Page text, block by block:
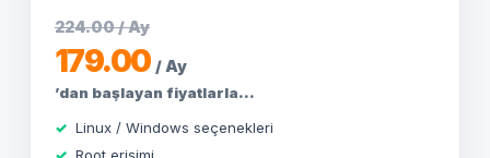
224.00 / Ay
179.00/ Ay
’dan başlayan fiyatlarla...
Linux / Windows seçenekleri